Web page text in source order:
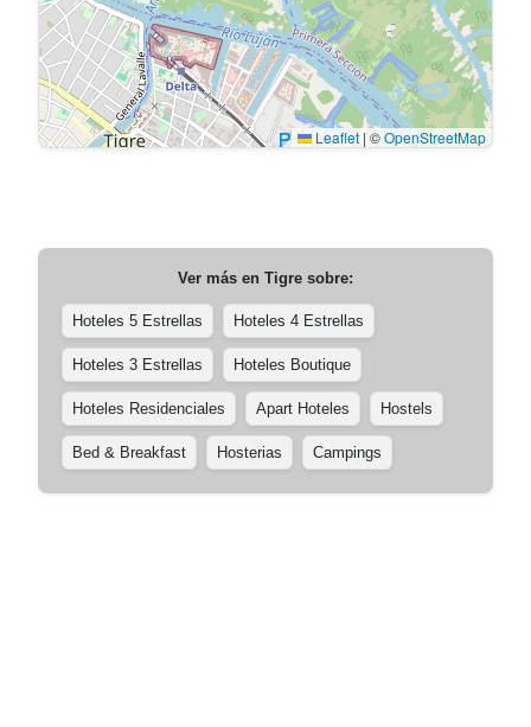
Leaflet | ©OpenStreetMap
Ver más en Tigre sobre:
Hoteles 5 Estrellas Hoteles 4 Estrellas
Hoteles 3 Estrellas Hoteles Boutique
Hoteles Residenciales Apart Hoteles Hostels
Bed & Breakfast Hosterias Campings